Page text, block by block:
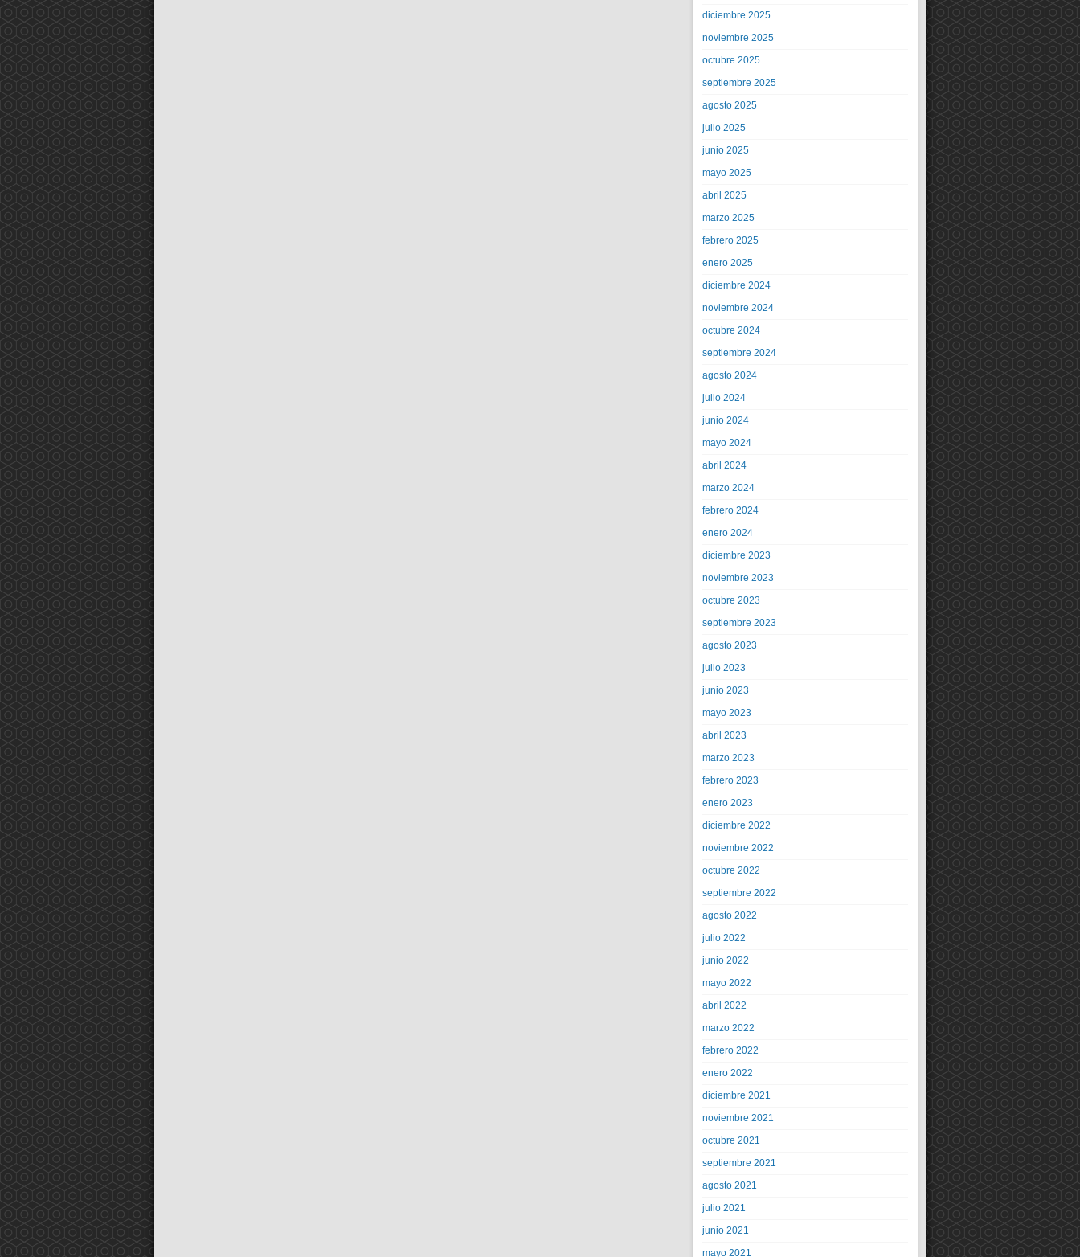
diciembre 2025
noviembre 2025
octubre 2025
septiembre 2025
agosto 2025
julio 2025
junio 2025
mayo 2025
abril 2025
marzo 2025
febrero 2025
enero 2025
diciembre 2024
noviembre 2024
octubre 2024
septiembre 2024
agosto 2024
julio 2024
junio 2024
mayo 2024
abril 2024
marzo 2024
febrero 2024
enero 2024
diciembre 2023
noviembre 2023
octubre 2023
septiembre 2023
agosto 2023
julio 2023
junio 2023
mayo 2023
abril 2023
marzo 2023
febrero 2023
enero 2023
diciembre 2022
noviembre 2022
octubre 2022
septiembre 2022
agosto 2022
julio 2022
junio 2022
mayo 2022
abril 2022
marzo 2022
febrero 2022
enero 2022
diciembre 2021
noviembre 2021
octubre 2021
septiembre 2021
agosto 2021
julio 2021
junio 2021
mayo 2021